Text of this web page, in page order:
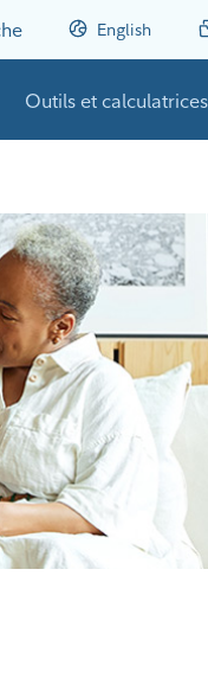
English
Outils et calculatrices